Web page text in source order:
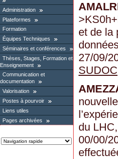
Administration
Plateformes
Formation
Équipes Techniques
Séminaires et conférences
Thèses, Stages, Formation et
Enseignement
Communication et
documentation
Valorisation
Postes à pourvoir
Liens utiles
Pages archivées
et de la
27/09/
SUDOC
du
00/00/